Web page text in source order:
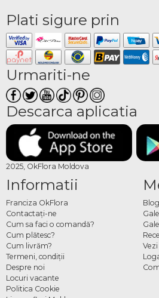
Plati sigure prin
Urmariti-ne
Descarca aplicatia
2025, OkFlora Moldova
Informatii
Franciza OkFlora
Contactaţi-ne
Cum sa faci o comandă?
Cum plătesc?
Cum livrăm?
Termeni, condiţii
Despre noi
Locuri vacante
Politica Cookie